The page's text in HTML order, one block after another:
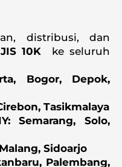
distribusi, dan
10K ke seluruh
Bogor, Depok,
Tasikmalaya
Semarang, Solo,
Sidoarjo
Palembang,